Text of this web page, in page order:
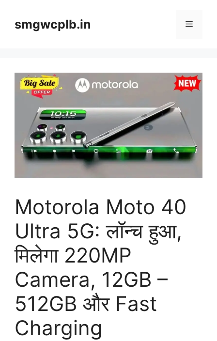
contentsmgwcplb.in Menu
Motorola Moto 40
Ultra 5G: लॉन्च हुआ,
मिलेगा 220MP
Camera, 12GB –
512GB और Fast
Charging